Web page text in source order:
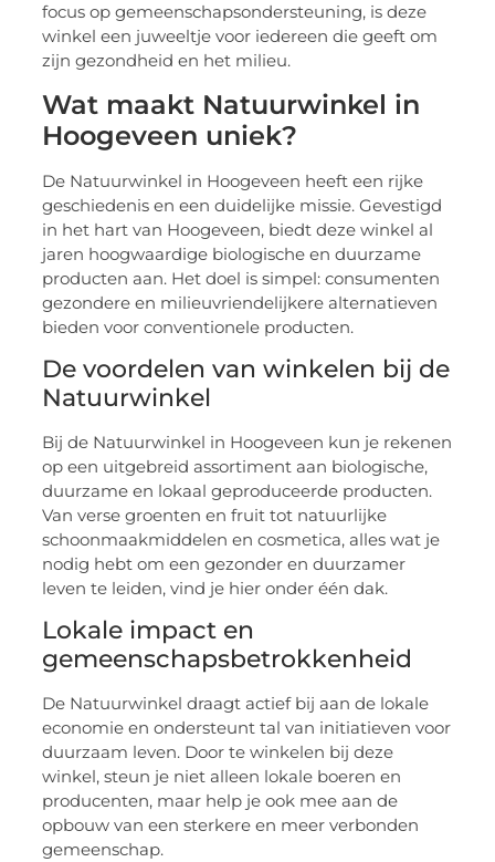
focus op gemeenschapsondersteuning, is deze
winkel een juweeltje voor iedereen die geeft om
zijn gezondheid en het milieu.
Wat maakt Natuurwinkel in
Hoogeveen uniek?
De Natuurwinkel in Hoogeveen heeft een rijke
geschiedenis en een duidelijke missie. Gevestigd
in het hart van Hoogeveen, biedt deze winkel al
jaren hoogwaardige biologische en duurzame
producten aan. Het doel is simpel: consumenten
gezondere en milieuvriendelijkere alternatieven
bieden voor conventionele producten.
De voordelen van winkelen bij de
Natuurwinkel
Bij de Natuurwinkel in Hoogeveen kun je rekenen
op een uitgebreid assortiment aan biologische,
duurzame en lokaal geproduceerde producten.
Van verse groenten en fruit tot natuurlijke
schoonmaakmiddelen en cosmetica, alles wat je
nodig hebt om een gezonder en duurzamer
leven te leiden, vind je hier onder één dak.
Lokale impact en
gemeenschapsbetrokkenheid
De Natuurwinkel draagt actief bij aan de lokale
economie en ondersteunt tal van initiatieven voor
duurzaam leven. Door te winkelen bij deze
winkel, steun je niet alleen lokale boeren en
producenten, maar help je ook mee aan de
opbouw van een sterkere en meer verbonden
gemeenschap.